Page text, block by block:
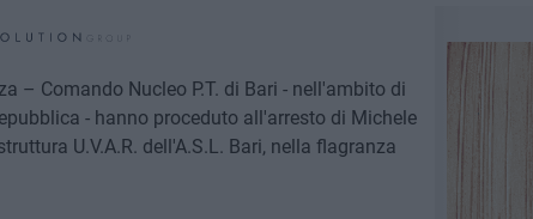
– Comando Nucleo P.T. di Bari - nell'ambito di
- hanno proceduto all'arresto di Michele
U.V.A.R. dell'A.S.L. Bari, nella flagranza